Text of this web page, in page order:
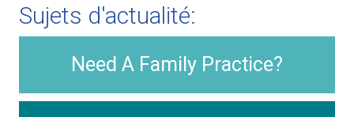
Sujets d'actualité:
Need A Family Practice?